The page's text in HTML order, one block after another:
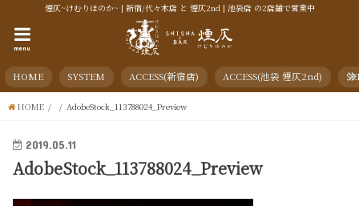
煙仄~けむりほのか~ | 新宿/代々木店 と 煙仄2nd | 池袋店 の2店舗で営業中
menu
HOME SYSTEM ACCESS(新宿店) ACCESS(池袋 煙仄2nd)
HOME AdobeStock_113788024_Preview
2019.05.11
AdobeStock_113788024_Preview